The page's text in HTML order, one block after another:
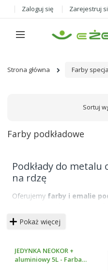
Zaloguj się Zarejestruj
Strona główna Farby
Farby podkładowe
Podkłady do
na rdzę
Oferujemy farby i emalie
przygotowana powierzchnia
pomalowania przy
Nobiles, Unikorto produkty
od sprawdzonego
Pokaż więcej
Sortuj
JEDYNKA NEOKOR +
aluminiowy 5L - Farba